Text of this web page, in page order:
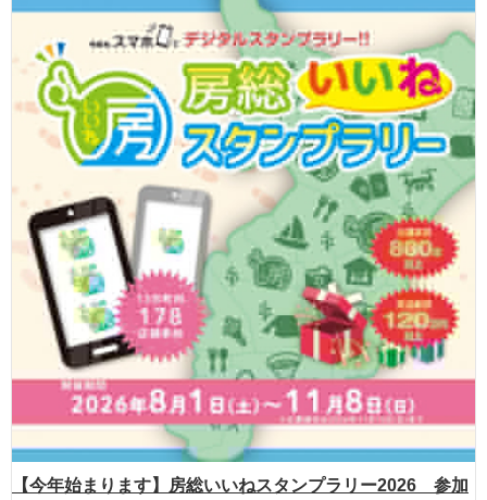
【今年始まります】房総いいねスタンプラリー2026 参加